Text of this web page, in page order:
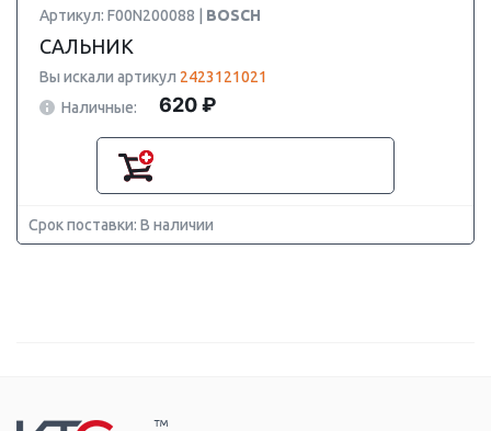
Артикул: F00N200088 | BOSCH
САЛЬНИК
Вы искали артикул 2423121021
Наличные:
620 ₽
Срок поставки: В наличии